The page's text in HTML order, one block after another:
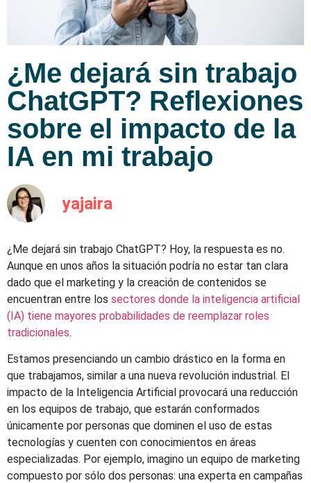
¿Me dejará sin trabajo
ChatGPT? Reflexiones
sobre el impacto de la
IA en mi trabajo
yajaira
¿Me dejará sin trabajo ChatGPT? Hoy, la respuesta es no.
Aunque en unos años la situación podría no estar tan clara
dado que el marketing y la creación de contenidos se
encuentran entre los sectores donde la inteligencia artificial
(IA) tiene mayores probabilidades de reemplazar roles
tradicionales.
Estamos presenciando un cambio drástico en la forma en
que trabajamos, similar a una nueva revolución industrial. El
impacto de la Inteligencia Artificial provocará una reducción
en los equipos de trabajo, que estarán conformados
únicamente por personas que dominen el uso de estas
tecnologías y cuenten con conocimientos en áreas
especializadas. Por ejemplo, imagino un equipo de marketing
compuesto por sólo dos personas: una experta en campañas